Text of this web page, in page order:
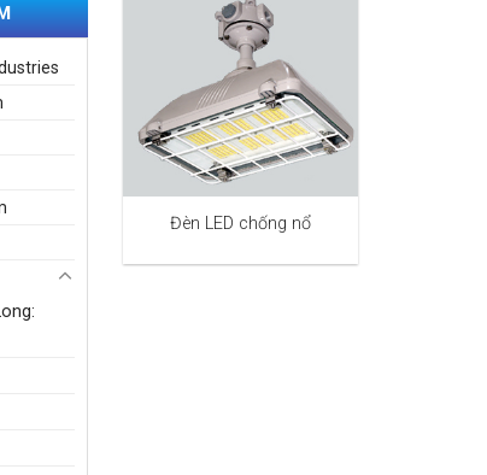
Đèn LED chống nổ